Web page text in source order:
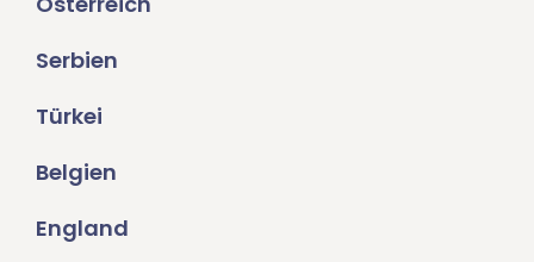
Serbien
Türkei
Belgien
England